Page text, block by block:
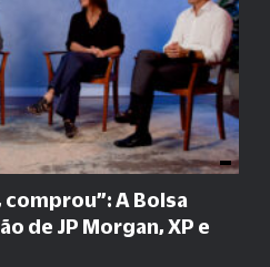
comprou”: A Bolsa
de JP Morgan, XP e